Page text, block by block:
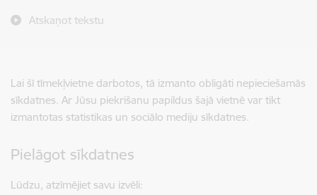
Atskaņot tekstu
Lai šī tīmekļvietne darbotos, tā izmanto obligāti nepieciešamās
sīkdatnes. Ar Jūsu piekrišanu papildus šajā vietnē var tikt
izmantotas statistikas un sociālo mediju sīkdatnes.
Pielāgot sīkdatnes
Lūdzu, atzīmējiet savu izvēli: